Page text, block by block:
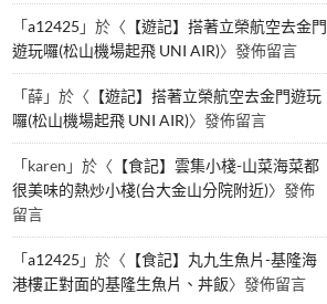
「a12425 」於〈 【遊記】搭著立榮航空去金門
遊玩囉(松山機場起飛 UNI AIR)〉發佈留言
「薛」於〈 【遊記】搭著立榮航空去金門遊玩
囉(松山機場起飛 UNI AIR)〉發佈留言
「karen 」於〈 【食記】雲集小棧-山菜海菜都
很美味的熱炒小棧(台大金山分院附近)〉發佈
留言
「a12425 」於〈 【食記】丸九生魚片-基隆海
港樓正對面的基隆生魚片、丼飯〉發佈留言